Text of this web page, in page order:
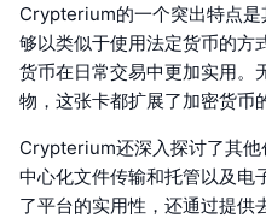
Crypterium的一个突出特点
够以类似于使用法定货币的方
货币在日常交易中更加实用。
物，这张卡都扩展了加密货币
Crypterium还深入探讨了其
中心化文件传输和托管以及电
了平台的实用性，还通过提供